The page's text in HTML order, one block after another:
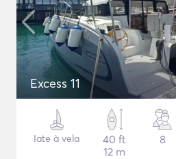
Excess 11
Iate à vela
40 ft
12 m
8